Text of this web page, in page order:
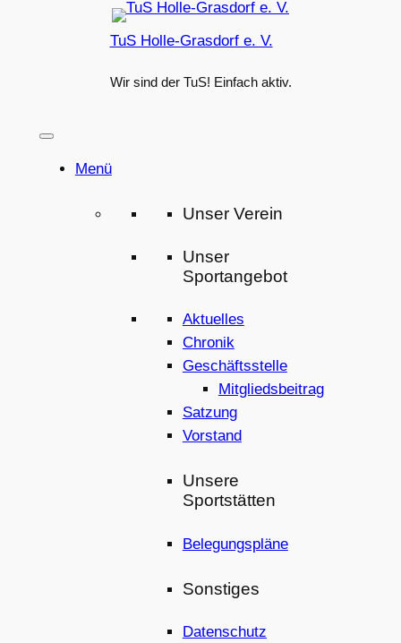
TuS Holle-Grasdorf e. V.
Wir sind der TuS! Einfach aktiv.
Menü
Unser Verein
Unser
Sportangebot
Aktuelles
Chronik
Geschäftsstelle
Mitgliedsbeitrag
Satzung
Vorstand
Unsere
Sportstätten
Belegungspläne
Sonstiges
Datenschutz